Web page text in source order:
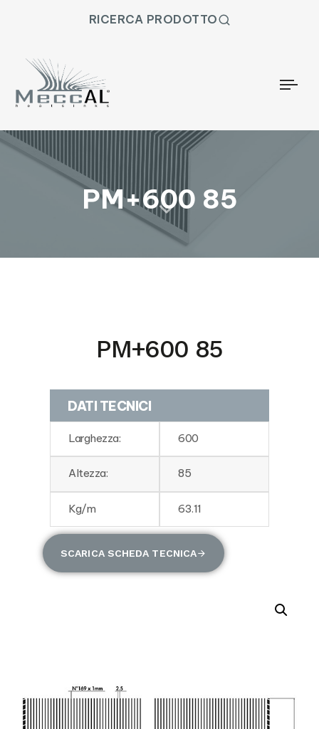
RICERCA PRODOTTO
PM+600 85
PM+600 85
DATI TECNICI
Larghezza: 600
Altezza: 85
Kg/m 63.11
SCARICA SCHEDA TECNICA